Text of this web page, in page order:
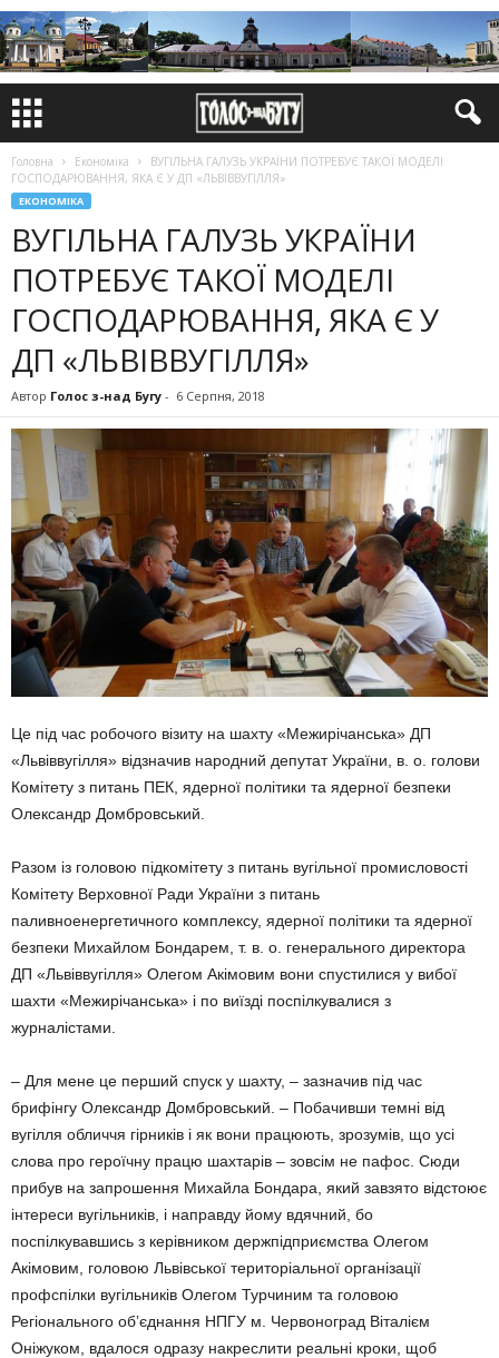
Головна Економіка
ВУГІЛЬНА ГАЛУЗЬ УКРАЇНИ ПОТРЕБУЄ ТАКОЇ МОДЕЛІ
ГОСПОДАРЮВАННЯ, ЯКА Є У ДП «ЛЬВІВВУГІЛЛЯ»
ЕКОНОМІКА
ВУГІЛЬНА ГАЛУЗЬ УКРАЇНИ
ПОТРЕБУЄ ТАКОЇ МОДЕЛІ
ГОСПОДАРЮВАННЯ, ЯКА Є У
ДП «ЛЬВІВВУГІЛЛЯ»
Автор Голос з-над Бугу - 6 Серпня, 2018
Це під час робочого візиту на шахту «Межирічанська» ДП
«Львіввугілля» відзначив народний депутат України, в. о. голови
Комітету з питань ПЕК, ядерної політики та ядерної безпеки
Олександр Домбровський.
Разом із головою підкомітету з питань вугільної промисловості
Комітету Верховної Ради України з питань
паливноенергетичного комплексу, ядерної політики та ядерної
безпеки Михайлом Бондарем, т. в. о. генерального директора
ДП «Львіввугілля» Олегом Акімовим вони спустилися у вибої
шахти «Межирічанська» і по виїзді поспілкувалися з
журналістами.
– Для мене це перший спуск у шахту, – зазначив під час
брифінгу Олександр Домбровський. – Побачивши темні від
вугілля обличчя гірників і як вони працюють, зрозумів, що усі
слова про героїчну працю шахтарів – зовсім не пафос. Сюди
прибув на запрошення Михайла Бондара, який завзято відстоює
інтереси вугільників, і направду йому вдячний, бо
поспілкувавшись з керівником держпідприємства Олегом
Акімовим, головою Львівської територіальної організації
профспілки вугільників Олегом Турчиним та головою
Регіонального об’єднання НПГУ м. Червоноград Віталієм
Оніжуком, вдалося одразу накреслити реальні кроки, щоб